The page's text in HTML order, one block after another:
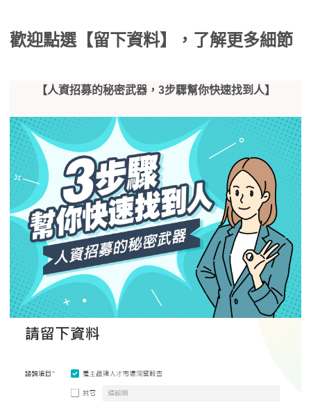
歡迎點選【留下資料】，了解更多細節
【人資招募的秘密武器，3步驟幫你快速找到人】